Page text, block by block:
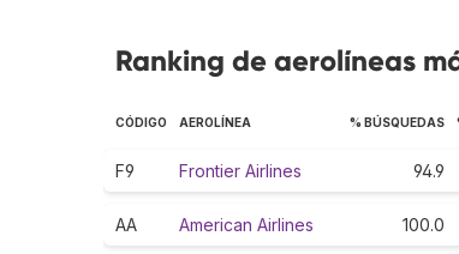
Ranking de aerolíneas
CÓDIGO AEROLÍNEA % BÚSQUEDAS
F9 Frontier Airlines 94.9
AA American Airlines 100.0